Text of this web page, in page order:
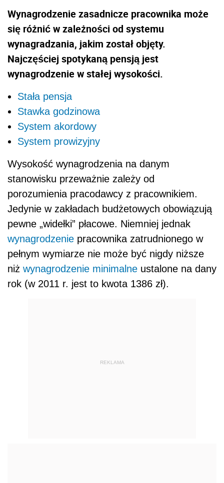
Wynagrodzenie zasadnicze pracownika może
się różnić w zależności od systemu
wynagradzania, jakim został objęty.
Najczęściej spotykaną pensją jest
wynagrodzenie w stałej wysokości.
Stała pensja
Stawka godzinowa
System akordowy
System prowizyjny
Wysokość wynagrodzenia na danym
stanowisku przeważnie zależy od
porozumienia pracodawcy z pracownikiem.
Jedynie w zakładach budżetowych obowiązują
pewne „widełki” płacowe. Niemniej jednak
wynagrodzenie pracownika zatrudnionego w
pełnym wymiarze nie może być nigdy niższe
niż wynagrodzenie minimalne ustalone na dany
rok (w 2011 r. jest to kwota 1386 zł).
REKLAMA